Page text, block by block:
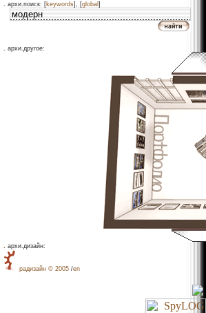
архи.поиск: [keywords], [global ]
архи.другое:
архи.дизайн:
рaдизайн © 2005 /en